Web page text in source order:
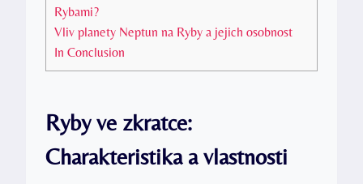
Rybami?
Vliv planety Neptun na Ryby a jejich osobnost
In Conclusion
Ryby ve zkratce:
Charakteristika a vlastnosti